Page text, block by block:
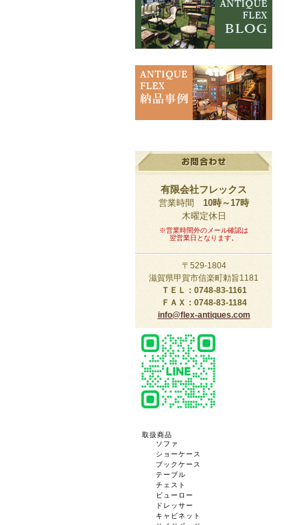
有限会社フレックス
営業時間 10時～17時
木曜定休日
※営業時間外のメール確認は
翌営業日となります。
〒529-1804
滋賀県甲賀市信楽町勅旨1181
ＴＥＬ：0748-83-1161
ＦＡＸ：0748-83-1184
info@flex-antiques.com
取扱商品
ソファ
ショーケース
ブックケース
テーブル
チェスト
ビューロー
ドレッサー
キャビネット